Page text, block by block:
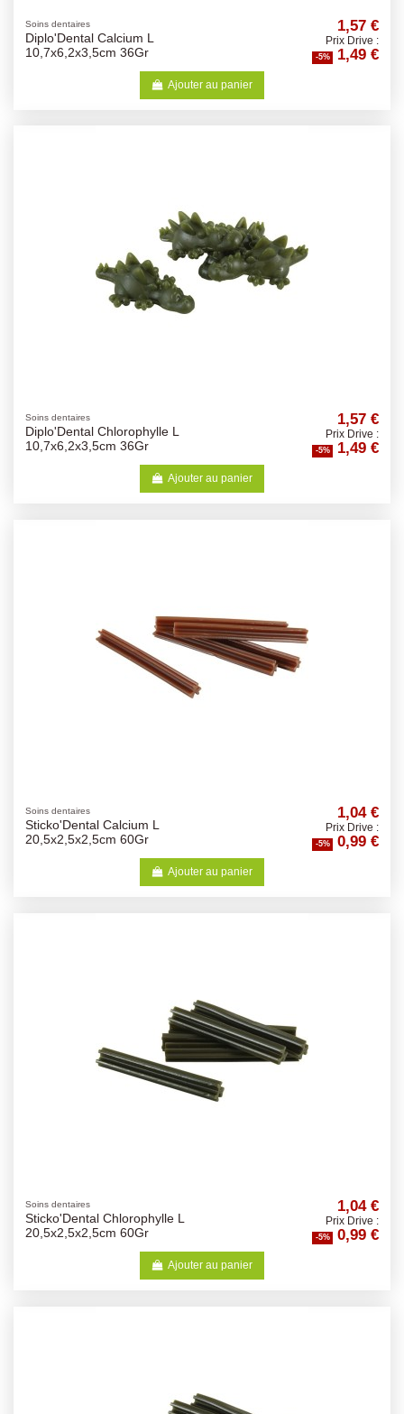
Soins dentaires
Diplo'Dental Calcium L
10,7x6,2x3,5cm 36Gr
1,57 €
Prix Drive :
-5% 1,49 €
Ajouter au panier
Soins dentaires
Diplo'Dental Chlorophylle L
10,7x6,2x3,5cm 36Gr
1,57 €
Prix Drive :
-5% 1,49 €
Ajouter au panier
Soins dentaires
Sticko'Dental Calcium L
20,5x2,5x2,5cm 60Gr
1,04 €
Prix Drive :
-5% 0,99 €
Ajouter au panier
Soins dentaires
Sticko'Dental Chlorophylle L
20,5x2,5x2,5cm 60Gr
1,04 €
Prix Drive :
-5% 0,99 €
Ajouter au panier